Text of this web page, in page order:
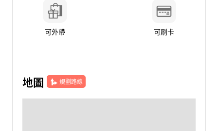
可外帶 可刷卡
地圖 規劃路線